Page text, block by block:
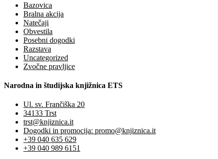
Bazovica
Bralna akcija
Natečaji
Obvestila
Posebni dogodki
Razstava
Uncategorized
Zvočne pravljice
Narodna in študijska knjižnica ETS
Ul. sv. Frančiška 20
34133 Trst
trst@knjiznica.it
Dogodki in promocija: promo@knjiznica.it
+39 040 635 629
+39 040 989 6151